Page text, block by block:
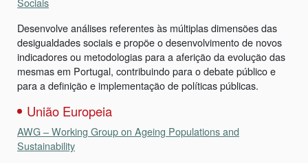
Desenvolve análises referentes às múltiplas dimensões das
desigualdades sociais e propõe o desenvolvimento de novos
indicadores ou metodologias para a aferição da evolução das
mesmas em Portugal, contribuindo para o debate público e
para a definição e implementação de políticas públicas.
União Europeia
AWG – Working Group on Ageing Populations and
Sustainability